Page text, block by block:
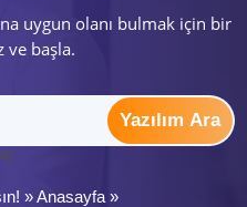
uygun olanı bulmak için bir
ve başla.
Yazılım Ara
»Anasayfa »